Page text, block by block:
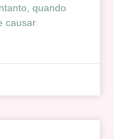
quando
causar